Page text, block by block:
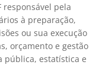
responsável pela
à preparação,
ou sua execução
orçamento e gestão
pública, estatística e